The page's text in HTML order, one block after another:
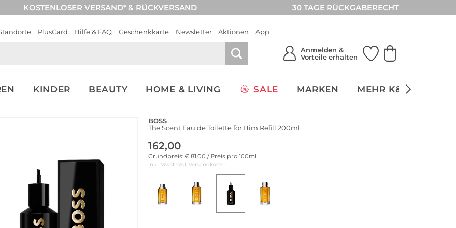
KOSTENLOSER VERSAND* & RÜCKVERSAND 30 TAGE RÜCKGABERECHT
PlusCard Hilfe & FAQ Geschenkkarte Newsletter Aktionen App
Anmelden &
Vorteile erhalten
KINDER BEAUTY HOME & LIVING SALE MARKEN MEHR K&Ö
BOSS
The Scent Eau de Toilette for Him Refill 200ml
162,00
Grundpreis: € 81,00 / Preis pro 100ml
inkl. Mwst zzgl. Versandkosten